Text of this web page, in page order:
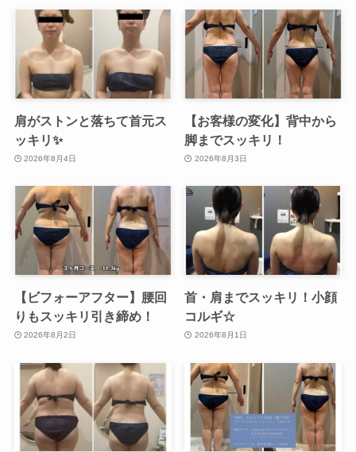
肩がストンと落ちて首元ス
ッキリ✨
2026年8月4日
【お客様の変化】背中から
脚までスッキリ！
2026年8月3日
【ビフォーアフター】腰回
りもスッキリ引き締め！
2026年8月2日
首・肩までスッキリ！小顔
コルギ☆
2026年8月1日